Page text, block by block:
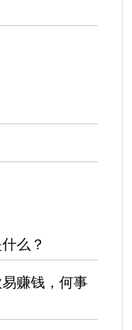
么？
赚钱，何事